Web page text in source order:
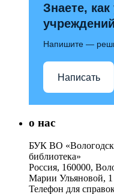
Знаете,
Напишите —
Написать
о нас
БУК ВО
библиотека»
Россия, 160000,
Марии Ульяновой, 1
Телефон для